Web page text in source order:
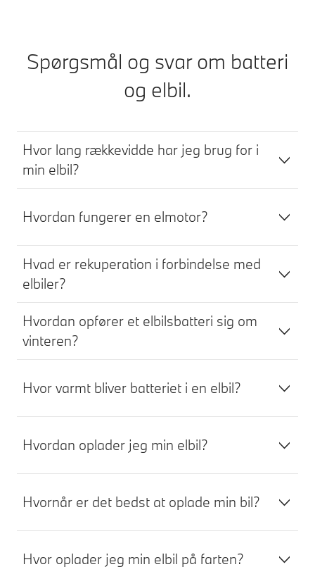
Spørgsmål og svar om batteri
og elbil.
Hvor lang rækkevidde har jeg brug for i
min elbil?
Hvordan fungerer en elmotor?
Hvad er rekuperation i forbindelse med
elbiler?
Hvordan opfører et elbilsbatteri sig om
vinteren?
Hvor varmt bliver batteriet i en elbil?
Hvordan oplader jeg min elbil?
Hvornår er det bedst at oplade min bil?
Hvor oplader jeg min elbil på farten?